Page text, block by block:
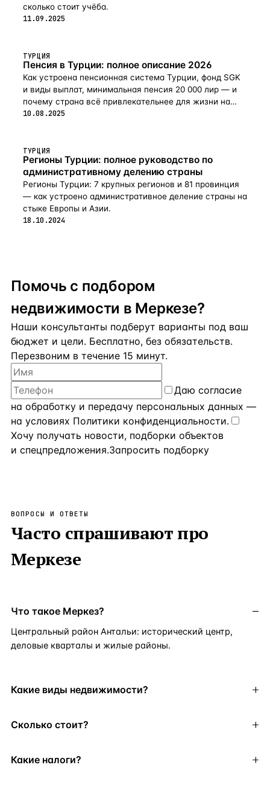
сколько стоит учёба.
11.09.2025
ТУРЦИЯ
Пенсия в Турции: полное описание 2026
Как устроена пенсионная система Турции, фонд SGK
и виды выплат, минимальная пенсия 20 000 лир — и
почему страна всё привлекательнее для жизни на
пенсии в 2026-м.
10.08.2025
ТУРЦИЯ
Регионы Турции: полное руководство по
административному делению страны
Регионы Турции: 7 крупных регионов и 81 провинция
— как устроено административное деление страны на
стыке Европы и Азии.
18.10.2024
Помочь с подбором
недвижимости в Меркезе?
Наши консультанты подберут варианты под ваш
бюджет и цели. Бесплатно, без обязательств.
Перезвоним в течение 15 минут.
Даю согласие
на обработку и передачу персональных данных —
на условиях Политики конфиденциальности.
Хочу получать новости, подборки объектов
и спецпредложения.Запросить подборку
ВОПРОСЫ И ОТВЕТЫ
Часто спрашивают про
Меркезе
Что такое Меркез?
Центральный район Антальи: исторический центр,
деловые кварталы и жилые районы.
Какие виды недвижимости?
Сколько стоит?
Какие налоги?